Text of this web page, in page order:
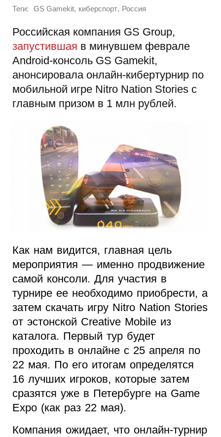
Теги: GS Gamekit, киберспорт, Россия
Российская компания GS Group,
запустившая в минувшем феврале
Android-консоль GS Gamekit,
анонсировала онлайн-кибертурнир по
мобильной игре Nitro Nation Stories с
главным призом в 1 млн рублей.
Как нам видится, главная цель
мероприятия — именно продвижение
самой консоли. Для участия в
турнире ее необходимо приобрести, а
затем скачать игру Nitro Nation Stories
от эстонской Creative Mobile из
каталога. Первый тур будет
проходить в онлайне с 25 апреля по
22 мая. По его итогам определятся
16 лучших игроков, которые затем
сразятся уже в Петербурге на Game
Expo (как раз 22 мая).
Компания ожидает, что онлайн-турнир